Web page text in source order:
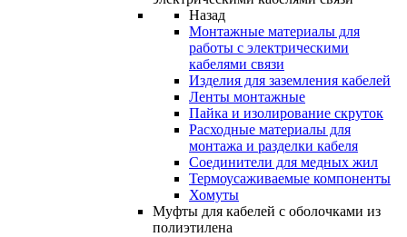
Назад
Монтажные материалы для
работы с электрическими
кабелями связи
Изделия для заземления кабелей
Ленты монтажные
Пайка и изолирование скруток
Расходные материалы для
монтажа и разделки кабеля
Соединители для медных жил
Термоусаживаемые компоненты
Хомуты
Муфты для кабелей с оболочками из
полиэтилена